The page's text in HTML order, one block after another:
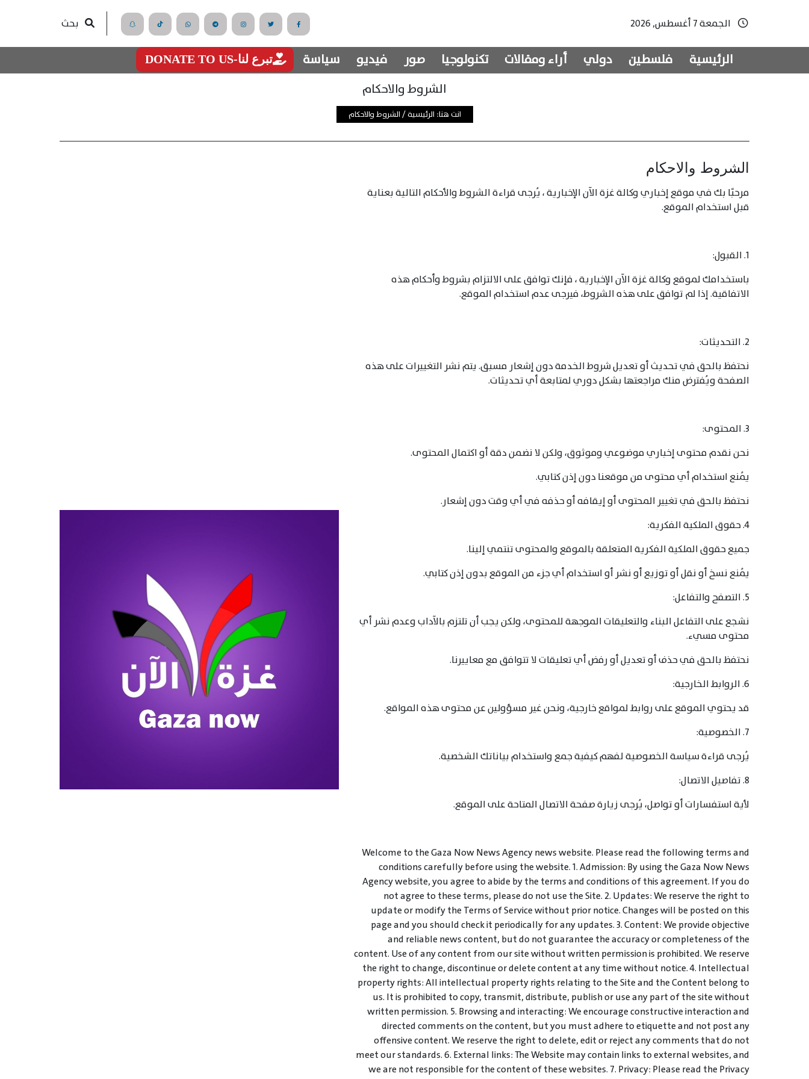
الجمعة 7 أغسطس, 2026 بحث
الرئيسية فلسطين دولي أراء ومقالات تكنولوجيا صور فيديو سياسة تبرع لنا-DONATE TO US
الشروط والاحكام
انت هنا: الرئيسية/ الشروط والاحكام
الشروط والاحكام
مرحبًا بك في موقع إخباري وكالة غزة الآن الإخبارية ، يُرجى قراءة الشروط والأحكام التالية بعناية
قبل استخدام الموقع.
1. القبول:
باستخدامك لموقع وكالة غزة الآن الإخبارية ، فإنك توافق على الالتزام بشروط وأحكام هذه
الاتفاقية. إذا لم توافق على هذه الشروط، فيرجى عدم استخدام الموقع.
2. التحديثات:
نحتفظ بالحق في تحديث أو تعديل شروط الخدمة دون إشعار مسبق. يتم نشر التغييرات على هذه
الصفحة ويُفترض منك مراجعتها بشكل دوري لمتابعة أي تحديثات.
3. المحتوى:
نحن نقدم محتوى إخباري موضوعي وموثوق، ولكن لا نضمن دقة أو اكتمال المحتوى.
يُمنع استخدام أي محتوى من موقعنا دون إذن كتابي.
نحتفظ بالحق في تغيير المحتوى أو إيقافه أو حذفه في أي وقت دون إشعار.
4. حقوق الملكية الفكرية:
جميع حقوق الملكية الفكرية المتعلقة بالموقع والمحتوى تنتمي إلينا.
يُمنع نسخ أو نقل أو توزيع أو نشر أو استخدام أي جزء من الموقع بدون إذن كتابي.
5. التصفح والتفاعل:
نشجع على التفاعل البناء والتعليقات الموجهة للمحتوى، ولكن يجب أن تلتزم بالآداب وعدم نشر أي
محتوى مسيء.
نحتفظ بالحق في حذف أو تعديل أو رفض أي تعليقات لا تتوافق مع معاييرنا.
6. الروابط الخارجية:
قد يحتوي الموقع على روابط لمواقع خارجية، ونحن غير مسؤولين عن محتوى هذه المواقع.
7. الخصوصية:
يُرجى قراءة سياسة الخصوصية لفهم كيفية جمع واستخدام بياناتك الشخصية.
8. تفاصيل الاتصال:
لأية استفسارات أو تواصل، يُرجى زيارة صفحة الاتصال المتاحة على الموقع.
Welcome to the Gaza Now News Agency news website. Please read the following terms and
conditions carefully before using the website. 1. Admission: By using the Gaza Now News
Agency website, you agree to abide by the terms and conditions of this agreement. If you do
not agree to these terms, please do not use the Site. 2. Updates: We reserve the right to
update or modify the Terms of Service without prior notice. Changes will be posted on this
page and you should check it periodically for any updates. 3. Content: We provide objective
and reliable news content, but do not guarantee the accuracy or completeness of the
content. Use of any content from our site without written permission is prohibited. We reserve
the right to change, discontinue or delete content at any time without notice. 4. Intellectual
property rights: All intellectual property rights relating to the Site and the Content belong to
us. It is prohibited to copy, transmit, distribute, publish or use any part of the site without
written permission. 5. Browsing and interacting: We encourage constructive interaction and
directed comments on the content, but you must adhere to etiquette and not post any
offensive content. We reserve the right to delete, edit or reject any comments that do not
meet our standards. 6. External links: The Website may contain links to external websites, and
we are not responsible for the content of these websites. 7. Privacy: Please read the Privacy